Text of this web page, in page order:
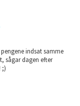
indsat samme
sågar dagen efter
;)